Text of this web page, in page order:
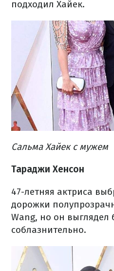
подходил Хайек.
Сальма Хайек с мужем
Тараджи Хенсон
47-летняя актриса
дорожки
Wang, но он выглядел
соблазнительно.